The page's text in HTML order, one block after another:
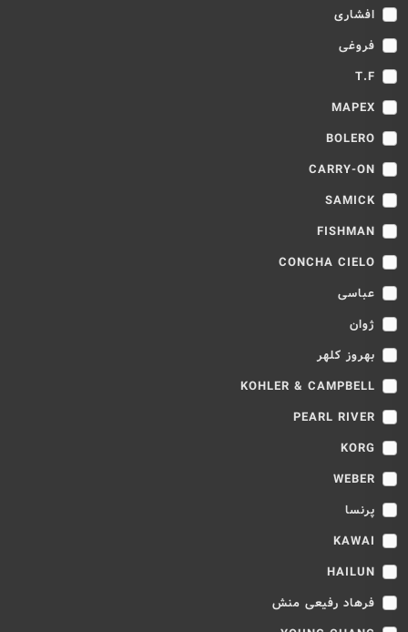
افشاری
فروغی
T.F
MAPEX
BOLERO
CARRY-ON
SAMICK
FISHMAN
CONCHA CIELO
عباسی
ژوان
بهروز کلهر
KOHLER & CAMPBELL
PEARL RIVER
KORG
WEBER
پرنسا
KAWAI
HAILUN
فرهاد رفیعی منش